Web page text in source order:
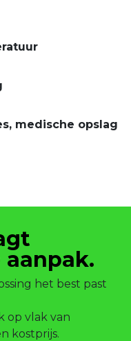
medische opslag
het best past
op vlak van
kostprijs.